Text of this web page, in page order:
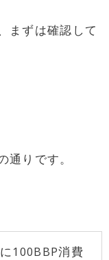
まずは確認して
りです。
100BBP消費